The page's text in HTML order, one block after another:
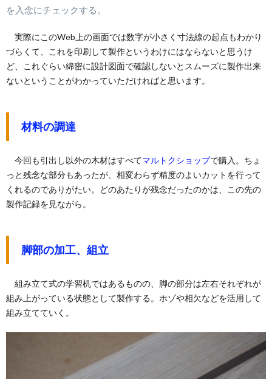
を入念にチェックする。
実際にこのWeb上の画面では数字が小さく寸法線の起点もわかり
づらくて、これを印刷して製作というわけにはならないと思うけ
ど、これぐらい綿密に設計図面で確認しないとスムーズに製作出来
ないということがわかっていただければと思います。
材料の調達
今回も引出し以外の木材はすべてマルトクショップで購入。ちょ
っと残念な部分もあったが、相変わらず精度のよいカットを行って
くれるのでありがたい。どのあたりが残念だったのかは、この先の
製作記録を見ながら。
脚部の加工、組立
組み立て式の学習机ではあるものの、脚の部分は左右それぞれが
組み上がっている状態として製作する。ホゾや相欠などを活用して
組み立てていく。